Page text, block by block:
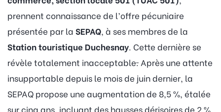
prennent connaissance de l’offre pécuniaire
présentée par la SEPAQ, à ses membres de la
Station touristique Duchesnay. Cette dernière se
révèle totalement inacceptable.Après une attente
insupportable depuis le mois de juin dernier, la
SEPAQ propose une augmentation de 8,5 %, étalée
sur cinq ans, incluant des hausses dérisoires de 2 %